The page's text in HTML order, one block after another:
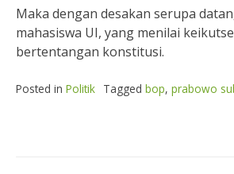
Maka dengan desakan serupa
mahasiswa UI, yang menilai
bertentangan konstitusi.
Posted in Politik Tagged bop, prabowo